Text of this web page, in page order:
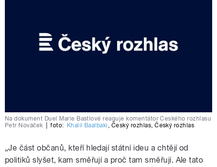
Na dokument Duel Marie Bastlové reaguje komentátor Českého rozhlasu
Petr Nováček
foto: Khalil Baalbaki , Český rozhlas,Český rozhlas
„Je část občanů, kteří hledají státní ideu a chtějí od
politiků slyšet, kam směřují a proč tam směřují. Ale tato